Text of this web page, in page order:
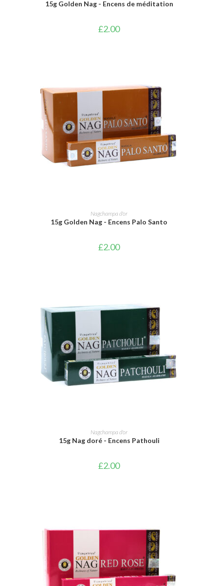
15g Golden Nag - Encens de méditation
£2.00
AJOUTER AU PANIER
Nagchampa d'or
15g Golden Nag - Encens Palo Santo
£2.00
AJOUTER AU PANIER
Nagchampa d'or
15g Nag doré - Encens Pathouli
£2.00